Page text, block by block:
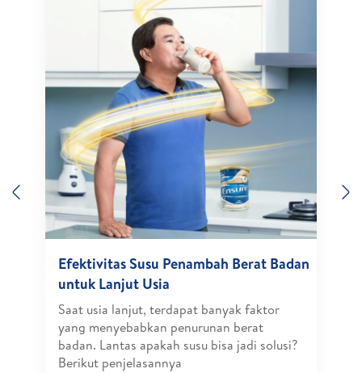
Previous
Efektivitas Susu Penambah Berat Badan
untuk Lanjut Usia
Saat usia lanjut, terdapat banyak faktor
yang menyebabkan penurunan berat
badan. Lantas apakah susu bisa jadi solusi?
Berikut penjelasannya